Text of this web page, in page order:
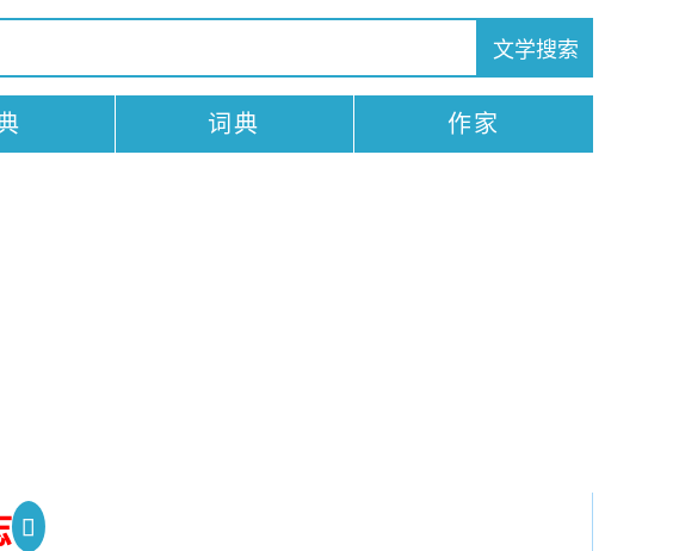
词典 作家